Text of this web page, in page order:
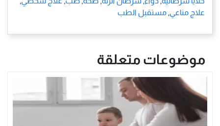
علاج مناعي, مستقبل الطب
موضوعات متعلقة